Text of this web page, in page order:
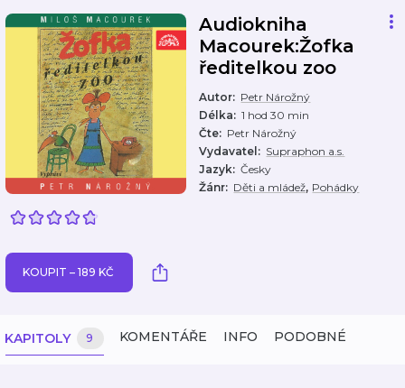
Audiokniha
Macourek:Žofka
ředitelkou zoo
Autor: Petr Nárožný
Délka: 1 hod 30 min
Čte: Petr Nárožný
Vydavatel : Supraphon a.s.
Jazyk: Česky
Žánr: Děti a mládež, Pohádky
KOUPIT – 189 KČ
KAPITOLY 9 KOMENTÁŘE INFO PODOBNÉ